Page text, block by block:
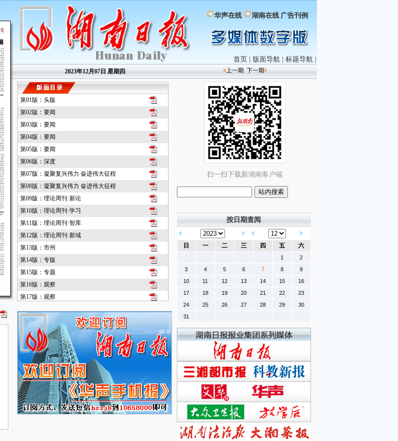
华声在线 湖南在线 广告刊例
首页 版面导航| 标题导航|
2023年12月07日 星期四 上一期 下一期
第01版：头版
第02版：要闻
第03版：要闻
第04版：要闻
第05版：要闻
第06版：深度
第07版：凝聚复兴伟力 奋进伟大征程
第08版：凝聚复兴伟力 奋进伟大征程
第09版：理论周刊·新论
第10版：理论周刊·学习
第11版：理论周刊·智库
第12版：理论周刊·新域
第13版：市州
第14版：专版
第15版：专题
第16版：观察
第17版：观察
第19版：综合
第20版：时事
扫一扫下载新湖南客户端
按日期查阅
日 一 二 三 四 五 六
1
2
3
4 5 6 7 8
9
10
11 12 13 14 15
16
17
18 19 20 21 22
23
24
25 26 27 28 29
30
31